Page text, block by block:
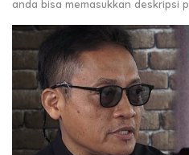
anda bisa memasukkan deskripsi